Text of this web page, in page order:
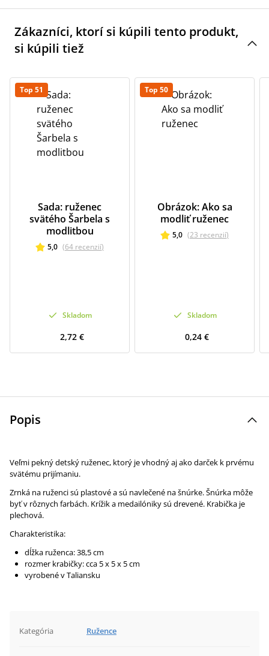
Zákazníci, ktorí si kúpili tento produkt,
si kúpili tiež
Top 51
Sada: ruženec
svätého Šarbela s
modlitbou
5,0 (64 recenzií)
Skladom
2,72 €
Top 50
Obrázok: Ako sa
modliť ruženec
5,0 (23 recenzií)
Skladom
0,24 €
Popis
Veľmi pekný detský ruženec, ktorý je vhodný aj ako darček k prvému
svätému prijímaniu.
Zrnká na ruženci sú plastové a sú navlečené na šnúrke. Šnúrka môže
byť v rôznych farbách. Krížik a medailóniky sú drevené. Krabička je
plechová.
Charakteristika:
dĺžka ruženca: 38,5 cm
rozmer krabičky: cca 5 x 5 x 5 cm
vyrobené v Taliansku
Kategória Ružence